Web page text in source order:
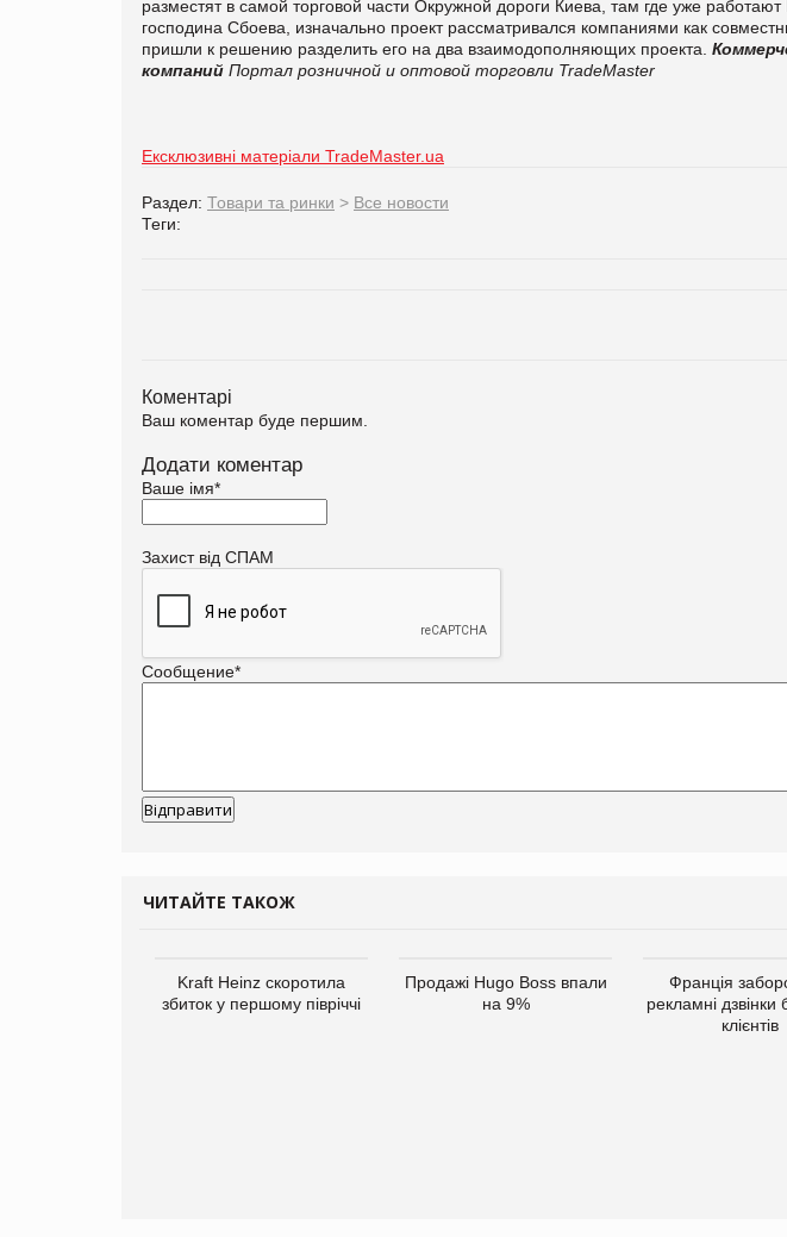
разместят в самой торговой части Окружной дороги Киева, там где уже
господина Сбоева, изначально проект рассматривался компаниями как
пришли к решению разделить его на два взаимодополняющих проекта.
компаний Портал розничной и оптовой торговли TradeMaster
Ексклюзивні матеріали TradeMaster.ua
Раздел: Товари та ринки > Все новости
Теги:
Коментарі
Ваш коментар буде першим.
Додати коментар
Ваше імя*
Захист від СПАМ
Сообщение*
ЧИТАЙТЕ ТАКОЖ
Kraft Heinz скоротила
збиток у першому півріччі
Продажі Hugo Boss впали
на 9%
Франція
рекламні дзвінки
клієнтів